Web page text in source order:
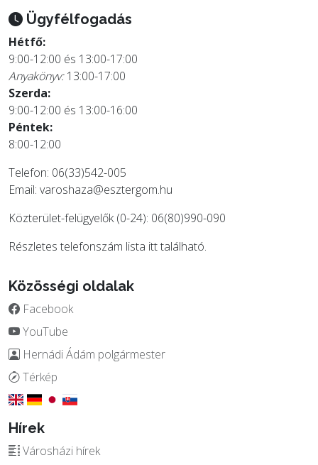
Ügyfélfogadás
Hétfő:
9:00-12:00 és 13:00-17:00
Anyakönyv:13:00-17:00
Szerda:
9:00-12:00 és 13:00-16:00
Péntek:
8:00-12:00
Telefon: 06(33)542-005
Email: varoshaza@esztergom.hu
Közterület-felügyelők (0-24): 06(80)990-090
Részletes telefonszám lista itttalálható.
Közösségi oldalak
Facebook
YouTube
Hernádi Ádám polgármester
Térkép
Hírek
Városházi hírek